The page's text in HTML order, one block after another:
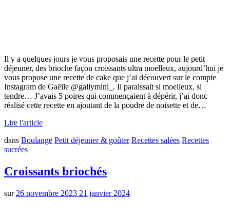
Il y a quelques jours je vous proposais une recette pour le petit
déjeuner, des brioche façon croissants ultra moelleux, aujourd’hui je
vous propose une recette de cake que j’ai découvert sur le compte
Instagram de Gaëlle @gallymini_. Il paraissait si moelleux, si
tendre… J’avais 5 poires qui commençaient à dépérir, j’ai donc
réalisé cette recette en ajoutant de la poudre de noisette et de…
Lire l'article
dans Boulange Petit déjeuner & goûter Recettes salées Recettes
sucrées
Croissants briochés
sur 26 novembre 2023 21 janvier 2024